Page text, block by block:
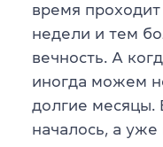
время
недели и тем
вечность. А
иногда можем
долгие месяцы.
началось, а